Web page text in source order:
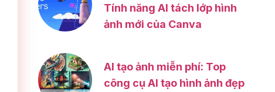
Tính năng AI tách lớp hình
ảnh mới của Canva
AI tạo ảnh miễn phí: Top
công cụ AI tạo hình ảnh đẹp